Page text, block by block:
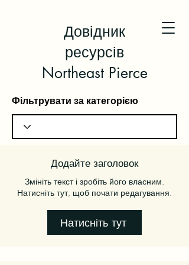
Довідник
ресурсів
Northeast Pierce
Фільтрувати за категорією
Додайте заголовок
Змініть текст і зробіть його власним.
Натисніть тут, щоб почати редагування.
Натисніть тут